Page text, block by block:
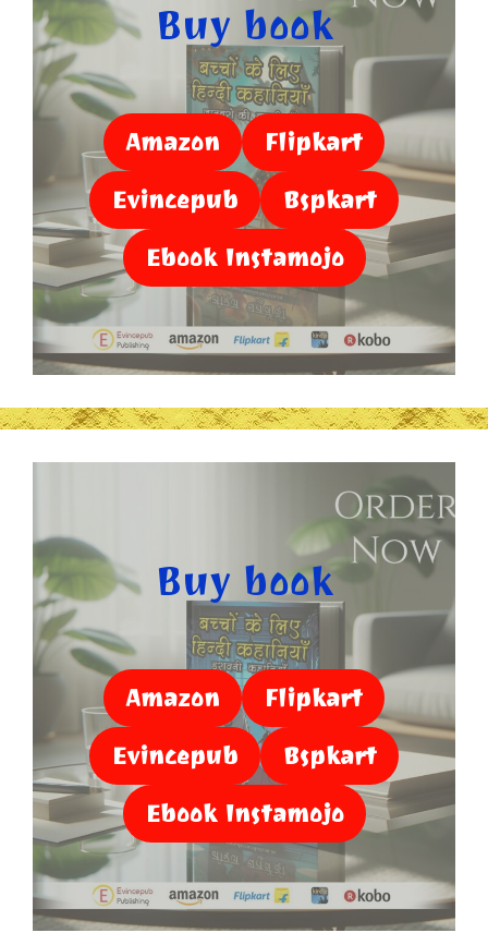
Buy book
Amazon
Flipkart
Evincepub
Bspkart
Ebook Instamojo
Buy book
Amazon
Flipkart
Evincepub
Bspkart
Ebook Instamojo